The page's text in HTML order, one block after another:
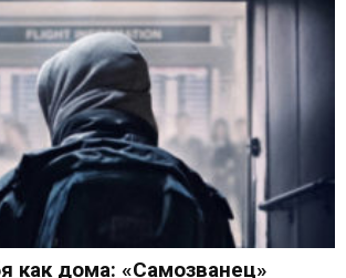
как дома: «Самозванец»